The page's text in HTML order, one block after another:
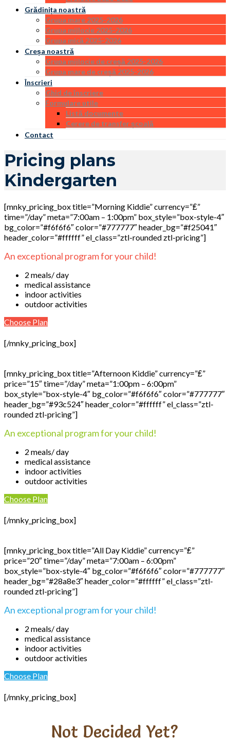
Grădinița noastră
Grupa mare 2025-2026
Grupa mijlocie 2025-2026
Grupa mică 2025-2026
Creșa noastră
Grupa mijlocie de creșă 2025-2026
Grupa mare de creșă 2025-2026
Înscrieri
Ghid de înscriere
Formulare utile
Listă documente
Cerere de transfer școală
Contact
Pricing plans
Kindergarten
[mnky_pricing_box title=”Morning Kiddie” currency=”₤”
time=”/day” meta=”7:00am – 1:00pm” box_style=”box-style-4″
bg_color=”#f6f6f6″ color=”#777777″ header_bg=”#f25041″
header_color=”#ffffff” el_class=”ztl-rounded ztl-pricing”]
An exceptional program for your child!
2 meals/ day
medical assistance
indoor activities
outdoor activities
Choose Plan
[/mnky_pricing_box]
[mnky_pricing_box title=”Afternoon Kiddie” currency=”₤”
price=”15″ time=”/day” meta=”1:00pm – 6:00pm”
box_style=”box-style-4″ bg_color=”#f6f6f6″ color=”#777777″
header_bg=”#93c524″ header_color=”#ffffff” el_class=”ztl-
rounded ztl-pricing”]
An exceptional program for your child!
2 meals/ day
medical assistance
indoor activities
outdoor activities
Choose Plan
[/mnky_pricing_box]
[mnky_pricing_box title=”All Day Kiddie” currency=”₤”
price=”20″ time=”/day” meta=”7:00am – 6:00pm”
box_style=”box-style-4″ bg_color=”#f6f6f6″ color=”#777777″
header_bg=”#28a8e3″ header_color=”#ffffff” el_class=”ztl-
rounded ztl-pricing”]
An exceptional program for your child!
2 meals/ day
medical assistance
indoor activities
outdoor activities
Choose Plan
[/mnky_pricing_box]
Not Decided Yet?